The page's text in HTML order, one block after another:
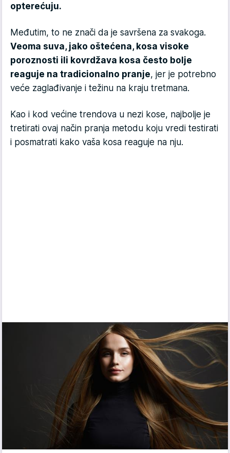
opterećuju.
Međutim, to ne znači da je savršena za svakoga.
Veoma suva, jako oštećena, kosa visoke
poroznosti ili kovrdžava kosa često bolje
reaguje na tradicionalno pranje, jer je potrebno
veće zaglađivanje i težinu na kraju tretmana.
Kao i kod većine trendova u nezi kose, najbolje je
tretirati ovaj način pranja metodu koju vredi testirati
i posmatrati kako vaša kosa reaguje na nju.